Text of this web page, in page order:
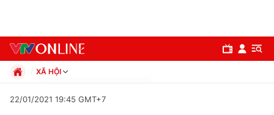
XÃ HỘI
Xã hội
22/01/2021 19:45 GMT+7